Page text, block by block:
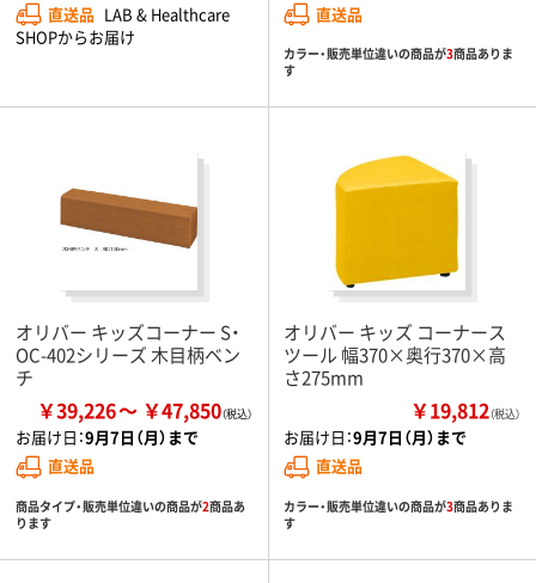
直送品 LAB & Healthcare
SHOPからお届け
直送品
カラー・販売単位違いの商品が3商品ありま
す
オリバー キッズコーナー S・
OC-402シリーズ 木目柄ベン
チ
￥39,226 ￥47,850
お届け日：9月7日（月）まで
直送品
商品タイプ・販売単位違いの商品が2商品あ
ります
オリバー キッズ コーナース
ツール 幅370×奥行370×高
さ275mm
￥19,812（税込）
お届け日：9月7日（月）まで
直送品
カラー・販売単位違いの商品が3商品ありま
す